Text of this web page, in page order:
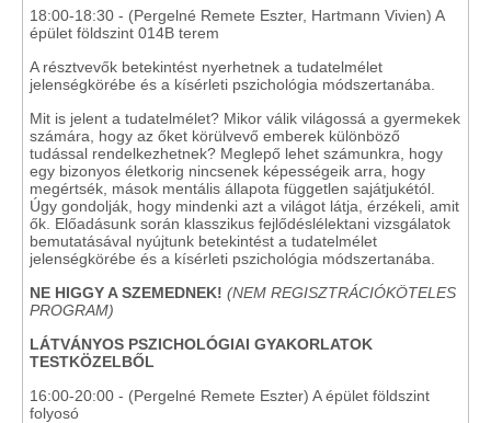
18:00-18:30 - (Pergelné Remete Eszter, Hartmann Vivien) A
épület földszint 014B terem
A résztvevők betekintést nyerhetnek a tudatelmélet
jelenségkörébe és a kísérleti pszichológia módszertanába.
Mit is jelent a tudatelmélet? Mikor válik világossá a gyermekek
számára, hogy az őket körülvevő emberek különböző
tudással rendelkezhetnek? Meglepő lehet számunkra, hogy
egy bizonyos életkorig nincsenek képességeik arra, hogy
megértsék, mások mentális állapota független sajátjukétól.
Úgy gondolják, hogy mindenki azt a világot látja, érzékeli, amit
ők. Előadásunk során klasszikus fejlődéslélektani vizsgálatok
bemutatásával nyújtunk betekintést a tudatelmélet
jelenségkörébe és a kísérleti pszichológia módszertanába.
NE HIGGY A SZEMEDNEK! (NEM REGISZTRÁCIÓKÖTELES
PROGRAM)
LÁTVÁNYOS PSZICHOLÓGIAI GYAKORLATOK
TESTKÖZELBŐL
16:00-20:00 - (Pergelné Remete Eszter) A épület földszint
folyosó